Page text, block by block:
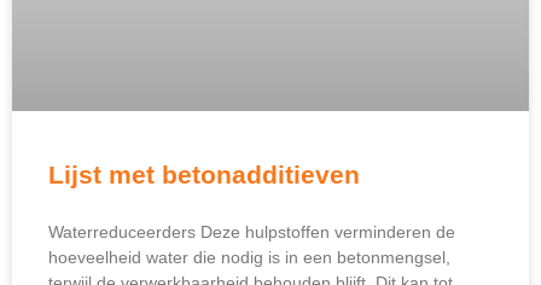
Lijst met betonadditieven
Waterreduceerders Deze hulpstoffen verminderen de
hoeveelheid water die nodig is in een betonmengsel,